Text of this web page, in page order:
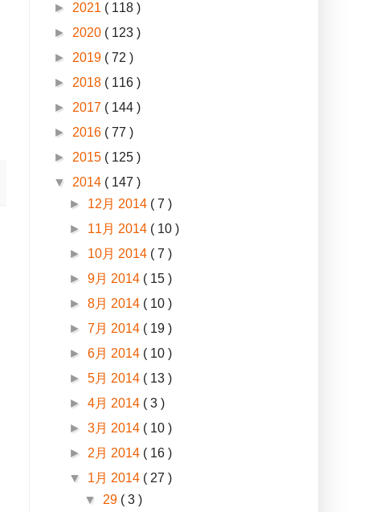
► 2021 ( 118 )
► 2020 ( 123 )
► 2019 ( 72 )
► 2018 ( 116 )
► 2017 ( 144 )
► 2016 ( 77 )
► 2015 ( 125 )
▼ 2014 ( 147 )
► 12月 2014 ( 7 )
► 11月 2014 ( 10 )
► 10月 2014 ( 7 )
►9月 2014 ( 15 )
►8月 2014 ( 10 )
►7月 2014 ( 19 )
►6月 2014 ( 10 )
►5月 2014 ( 13 )
►4月 2014 ( 3 )
►3月 2014 ( 10 )
► 2月 2014 ( 16 )
▼ 1月 2014 ( 27 )
▼ 29 ( 3 )